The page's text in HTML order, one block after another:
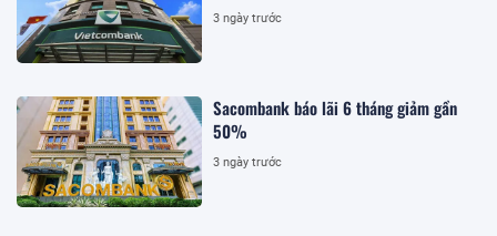
3 ngày trước
Sacombank báo lãi 6 tháng giảm gần
50%
3 ngày trước